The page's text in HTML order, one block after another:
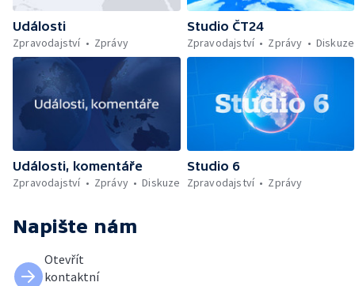
Události
Zpravodajství
Zprávy
Studio ČT24
Zpravodajství
Zprávy Diskuze
Události, komentáře
Zpravodajství
Zprávy Diskuze
Studio 6
Zpravodajství
Zprávy
Napište nám
Otevřít
kontaktní